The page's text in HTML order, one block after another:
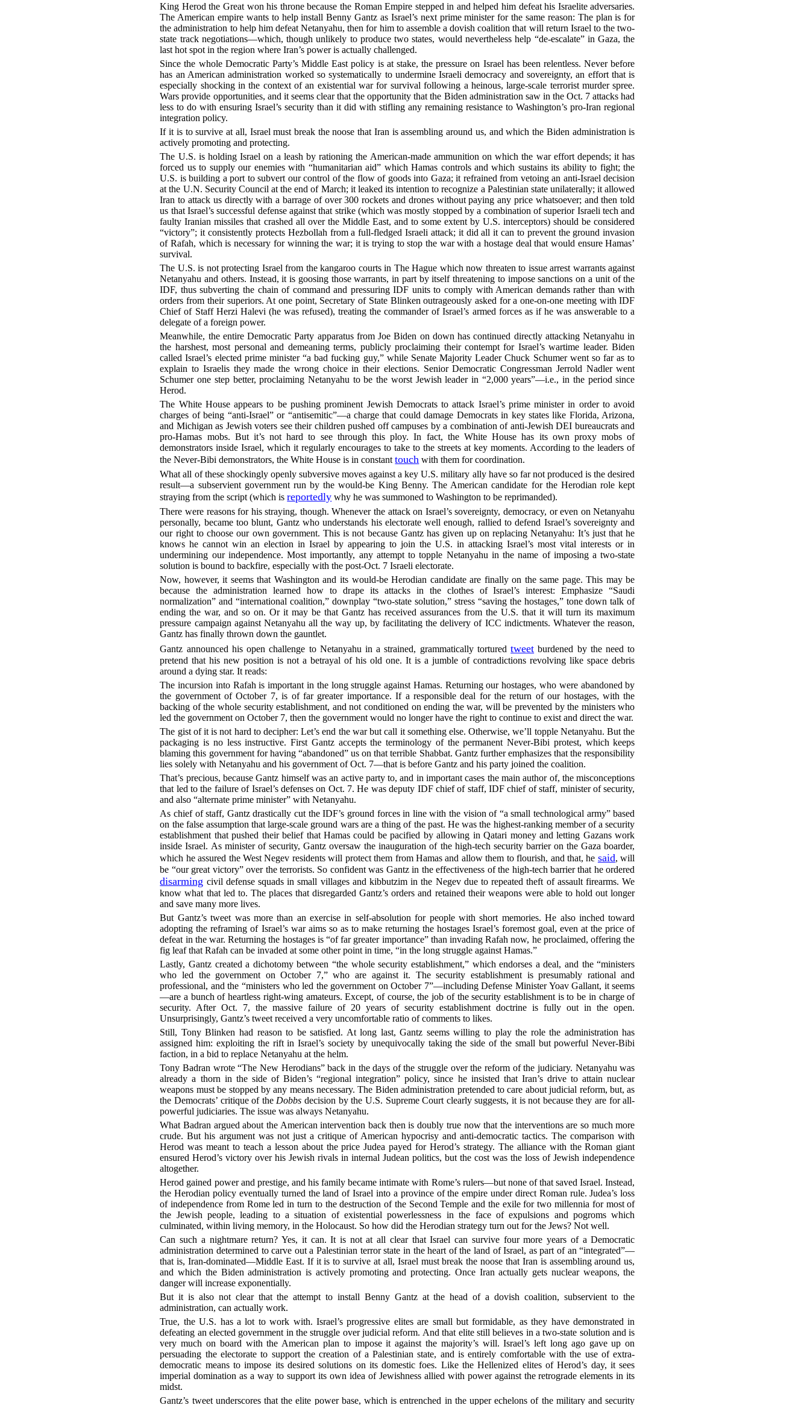
King Herod the Great won his throne because the Roman Empire stepped in and helped him defeat his Israelite adversaries.
The American empire wants to help install Benny Gantz as Israel’s next prime minister for the same reason: The plan is for
the administration to help him defeat Netanyahu, then for him to assemble a dovish coalition that will return Israel to the two-
state track negotiations—which, though unlikely to produce two states, would nevertheless help “de-escalate” in Gaza, the
last hot spot in the region where Iran’s power is actually challenged.
Since the whole Democratic Party’s Middle East policy is at stake, the pressure on Israel has been relentless. Never before
has an American administration worked so systematically to undermine Israeli democracy and sovereignty, an effort that is
especially shocking in the context of an existential war for survival following a heinous, large-scale terrorist murder spree.
Wars provide opportunities, and it seems clear that the opportunity that the Biden administration saw in the Oct. 7 attacks had
less to do with ensuring Israel’s security than it did with stifling any remaining resistance to Washington’s pro-Iran regional
integration policy.
If it is to survive at all, Israel must break the noose that Iran is assembling around us, and which the Biden administration is
actively promoting and protecting.
The U.S. is holding Israel on a leash by rationing the American-made ammunition on which the war effort depends; it has
forced us to supply our enemies with “humanitarian aid” which Hamas controls and which sustains its ability to fight; the
U.S. is building a port to subvert our control of the flow of goods into Gaza; it refrained from vetoing an anti-Israel decision
at the U.N. Security Council at the end of March; it leaked its intention to recognize a Palestinian state unilaterally; it allowed
Iran to attack us directly with a barrage of over 300 rockets and drones without paying any price whatsoever; and then told
us that Israel’s successful defense against that strike (which was mostly stopped by a combination of superior Israeli tech and
faulty Iranian missiles that crashed all over the Middle East, and to some extent by U.S. interceptors) should be considered
“victory”; it consistently protects Hezbollah from a full-fledged Israeli attack; it did all it can to prevent the ground invasion
of Rafah, which is necessary for winning the war; it is trying to stop the war with a hostage deal that would ensure Hamas’
survival.
The U.S. is not protecting Israel from the kangaroo courts in The Hague which now threaten to issue arrest warrants against
Netanyahu and others. Instead, it is goosing those warrants, in part by itself threatening to impose sanctions on a unit of the
IDF, thus subverting the chain of command and pressuring IDF units to comply with American demands rather than with
orders from their superiors. At one point, Secretary of State Blinken outrageously asked for a one-on-one meeting with IDF
Chief of Staff Herzi Halevi (he was refused), treating the commander of Israel’s armed forces as if he was answerable to a
delegate of a foreign power.
Meanwhile, the entire Democratic Party apparatus from Joe Biden on down has continued directly attacking Netanyahu in
the harshest, most personal and demeaning terms, publicly proclaiming their contempt for Israel’s wartime leader. Biden
called Israel’s elected prime minister “a bad fucking guy,” while Senate Majority Leader Chuck Schumer went so far as to
explain to Israelis they made the wrong choice in their elections. Senior Democratic Congressman Jerrold Nadler went
Schumer one step better, proclaiming Netanyahu to be the worst Jewish leader in “2,000 years”—i.e., in the period since
Herod.
The White House appears to be pushing prominent Jewish Democrats to attack Israel’s prime minister in order to avoid
charges of being “anti-Israel” or “antisemitic”—a charge that could damage Democrats in key states like Florida, Arizona,
and Michigan as Jewish voters see their children pushed off campuses by a combination of anti-Jewish DEI bureaucrats and
pro-Hamas mobs. But it’s not hard to see through this ploy. In fact, the White House has its own proxy mobs of
demonstrators inside Israel, which it regularly encourages to take to the streets at key moments. According to the leaders of
the Never-Bibi demonstrators, the White House is in constanttouch with them for coordination.
What all of these shockingly openly subversive moves against a key U.S. military ally have so far not produced is the desired
result—a subservient government run by the would-be King Benny. The American candidate for the Herodian role kept
straying from the script (which isreportedly why he was summoned to Washington to be reprimanded).
There were reasons for his straying, though. Whenever the attack on Israel’s sovereignty, democracy, or even on Netanyahu
personally, became too blunt, Gantz who understands his electorate well enough, rallied to defend Israel’s sovereignty and
our right to choose our own government. This is not because Gantz has given up on replacing Netanyahu: It’s just that he
knows he cannot win an election in Israel by appearing to join the U.S. in attacking Israel’s most vital interests or in
undermining our independence. Most importantly, any attempt to topple Netanyahu in the name of imposing a two-state
solution is bound to backfire, especially with the post-Oct. 7 Israeli electorate.
Now, however, it seems that Washington and its would-be Herodian candidate are finally on the same page. This may be
because the administration learned how to drape its attacks in the clothes of Israel’s interest: Emphasize “Saudi
normalization” and “international coalition,” downplay “two-state solution,” stress “saving the hostages,” tone down talk of
ending the war, and so on. Or it may be that Gantz has received assurances from the U.S. that it will turn its maximum
pressure campaign against Netanyahu all the way up, by facilitating the delivery of ICC indictments. Whatever the reason,
Gantz has finally thrown down the gauntlet.
Gantz announced his open challenge to Netanyahu in a strained, grammatically torturedtweet burdened by the need to
pretend that his new position is not a betrayal of his old one. It is a jumble of contradictions revolving like space debris
around a dying star. It reads:
The incursion into Rafah is important in the long struggle against Hamas. Returning our hostages, who were abandoned by
the government of October 7, is of far greater importance. If a responsible deal for the return of our hostages, with the
backing of the whole security establishment, and not conditioned on ending the war, will be prevented by the ministers who
led the government on October 7, then the government would no longer have the right to continue to exist and direct the war.
The gist of it is not hard to decipher: Let’s end the war but call it something else. Otherwise, we’ll topple Netanyahu. But the
packaging is no less instructive. First Gantz accepts the terminology of the permanent Never-Bibi protest, which keeps
blaming this government for having “abandoned” us on that terrible Shabbat. Gantz further emphasizes that the responsibility
lies solely with Netanyahu and his government of Oct. 7—that is before Gantz and his party joined the coalition.
That’s precious, because Gantz himself was an active party to, and in important cases the main author of, the misconceptions
that led to the failure of Israel’s defenses on Oct. 7. He was deputy IDF chief of staff, IDF chief of staff, minister of security,
and also “alternate prime minister” with Netanyahu.
As chief of staff, Gantz drastically cut the IDF’s ground forces in line with the vision of “a small technological army” based
on the false assumption that large-scale ground wars are a thing of the past. He was the highest-ranking member of a security
establishment that pushed their belief that Hamas could be pacified by allowing in Qatari money and letting Gazans work
inside Israel. As minister of security, Gantz oversaw the inauguration of the high-tech security barrier on the Gaza boarder,
which he assured the West Negev residents will protect them from Hamas and allow them to flourish, and that, he said, will
be “our great victory” over the terrorists. So confident was Gantz in the effectiveness of the high-tech barrier that he ordered
disarming civil defense squads in small villages and kibbutzim in the Negev due to repeated theft of assault firearms. We
know what that led to. The places that disregarded Gantz’s orders and retained their weapons were able to hold out longer
and save many more lives.
But Gantz’s tweet was more than an exercise in self-absolution for people with short memories. He also inched toward
adopting the reframing of Israel’s war aims so as to make returning the hostages Israel’s foremost goal, even at the price of
defeat in the war. Returning the hostages is “of far greater importance” than invading Rafah now, he proclaimed, offering the
fig leaf that Rafah can be invaded at some other point in time, “in the long struggle against Hamas.”
Lastly, Gantz created a dichotomy between “the whole security establishment,” which endorses a deal, and the “ministers
who led the government on October 7,” who are against it. The security establishment is presumably rational and
professional, and the “ministers who led the government on October 7”—including Defense Minister Yoav Gallant, it seems
—are a bunch of heartless right-wing amateurs. Except, of course, the job of the security establishment is to be in charge of
security. After Oct. 7, the massive failure of 20 years of security establishment doctrine is fully out in the open.
Unsurprisingly, Gantz’s tweet received a very uncomfortable ratio of comments to likes.
Still, Tony Blinken had reason to be satisfied. At long last, Gantz seems willing to play the role the administration has
assigned him: exploiting the rift in Israel’s society by unequivocally taking the side of the small but powerful Never-Bibi
faction, in a bid to replace Netanyahu at the helm.
Tony Badran wrote “The New Herodians” back in the days of the struggle over the reform of the judiciary. Netanyahu was
already a thorn in the side of Biden’s “regional integration” policy, since he insisted that Iran’s drive to attain nuclear
weapons must be stopped by any means necessary. The Biden administration pretended to care about judicial reform, but, as
the Democrats’ critique of the Dobbs decision by the U.S. Supreme Court clearly suggests, it is not because they are for all-
powerful judiciaries. The issue was always Netanyahu.
What Badran argued about the American intervention back then is doubly true now that the interventions are so much more
crude. But his argument was not just a critique of American hypocrisy and anti-democratic tactics. The comparison with
Herod was meant to teach a lesson about the price Judea payed for Herod’s strategy. The alliance with the Roman giant
ensured Herod’s victory over his Jewish rivals in internal Judean politics, but the cost was the loss of Jewish independence
altogether.
Herod gained power and prestige, and his family became intimate with Rome’s rulers—but none of that saved Israel. Instead,
the Herodian policy eventually turned the land of Israel into a province of the empire under direct Roman rule. Judea’s loss
of independence from Rome led in turn to the destruction of the Second Temple and the exile for two millennia for most of
the Jewish people, leading to a situation of existential powerlessness in the face of expulsions and pogroms which
culminated, within living memory, in the Holocaust. So how did the Herodian strategy turn out for the Jews? Not well.
Can such a nightmare return? Yes, it can. It is not at all clear that Israel can survive four more years of a Democratic
administration determined to carve out a Palestinian terror state in the heart of the land of Israel, as part of an “integrated”—
that is, Iran-dominated—Middle East. If it is to survive at all, Israel must break the noose that Iran is assembling around us,
and which the Biden administration is actively promoting and protecting. Once Iran actually gets nuclear weapons, the
danger will increase exponentially.
But it is also not clear that the attempt to install Benny Gantz at the head of a dovish coalition, subservient to the
administration, can actually work.
True, the U.S. has a lot to work with. Israel’s progressive elites are small but formidable, as they have demonstrated in
defeating an elected government in the struggle over judicial reform. And that elite still believes in a two-state solution and is
very much on board with the American plan to impose it against the majority’s will. Israel’s left long ago gave up on
persuading the electorate to support the creation of a Palestinian state, and is entirely comfortable with the use of extra-
democratic means to impose its desired solutions on its domestic foes. Like the Hellenized elites of Herod’s day, it sees
imperial domination as a way to support its own idea of Jewishness allied with power against the retrograde elements in its
midst.
Gantz’s tweet underscores that the elite power base, which is entrenched in the upper echelons of the military and security